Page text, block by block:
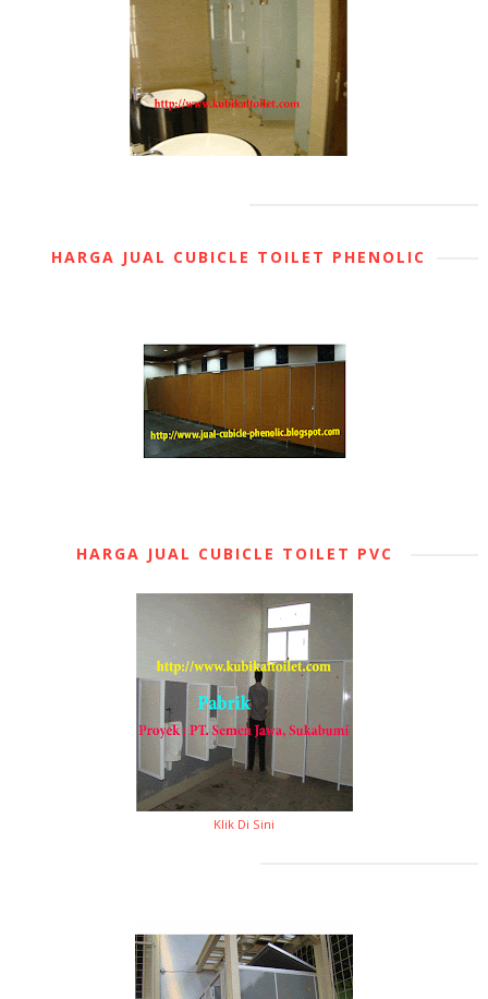
HARGA JUAL CUBICLE TOILET PHENOLIC
HARGA JUAL CUBICLE TOILET PVC
Klik Di Sini